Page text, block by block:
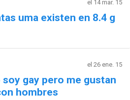
el 14 mar. 15
uma existen en 8.4 g
el 26 ene. 15
gay pero me gustan
hombres